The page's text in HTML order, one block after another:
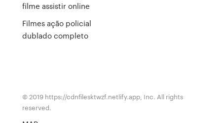
filme assistir online
Filmes ação policial
dublado completo
© 2019 https://cdnfilesktwzf.netlify.app, Inc. All rights
reserved.